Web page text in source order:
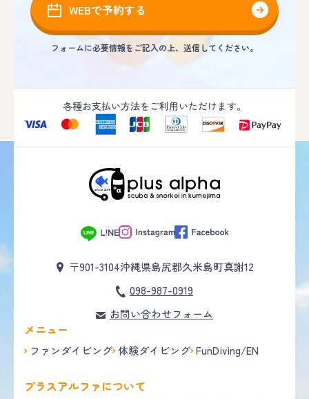
WEBで予約する
フォームに必要情報をご記入の上、送信してください。
各種お支払い方法をご利用いただけます。
〒901-3104沖縄県島尻郡久米島町真謝12
098-987-0919
お問い合わせフォーム
メニュー
ファンダイビング 体験ダイビング FunDiving/EN
プラスアルファについて